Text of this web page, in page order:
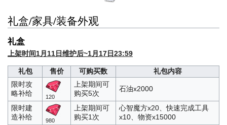
礼盒/家具/装备外观
礼盒
上架时间1月11日维护后~1月17日23:59
礼包 售价 可购买数
礼包内容
限时攻
略补给
120
上架期间可
购买5次
石油x2000
限时建
造补给
980
上架期间可
购买1次
心智魔方x20、快速完成工具
x10、物资x15000